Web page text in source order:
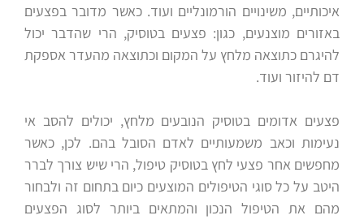
איכותיים, משינויים הורמונליים ועוד. כאשר מדובר בפצעים
באזורים מוצנעים, כגון: פצעים בטוסיק, הרי שהדבר יכול
להיגרם כתוצאה מלחץ על המקום וכתוצאה מהעדר אספקת
דם להיזור ועוד.
פצעים אדומים בטוסיק הנובעים מלחץ, יכולים להסב אי
נעימות וכאב משמעותיים לאדם הסובל בהם. לכן, כאשר
מחפשים אחר פצעי לחץ בטוסיק טיפול, הרי שיש צורך לברר
היטב על כל סוגי הטיפולים המוצעים כיום בתחום זה ולבחור
מהם את הטיפול הנכון והמתאים ביותר לסוג הפצעים